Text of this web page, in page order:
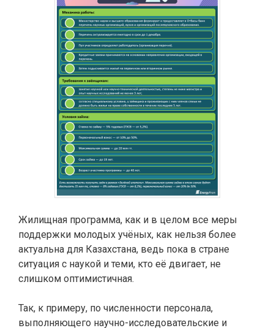
Жилищная программа, как и в целом все меры
поддержки молодых учёных, как нельзя более
актуальна для Казахстана, ведь пока в стране
ситуация с наукой и теми, кто её двигает, не
слишком оптимистичная.
Так, к примеру, по численности персонала,
выполняющего научно-исследовательские и